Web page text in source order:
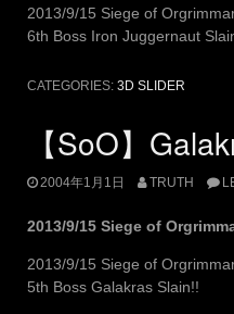
2013/9/15 Siege of
6th Boss Iron Juggernaut
CATEGORIES: 3D SLIDER
【SoO】
2004年1月1日 TRUTH
2013/9/15 Siege of
2013/9/15 Siege of
5th Boss Galakras Slain!!